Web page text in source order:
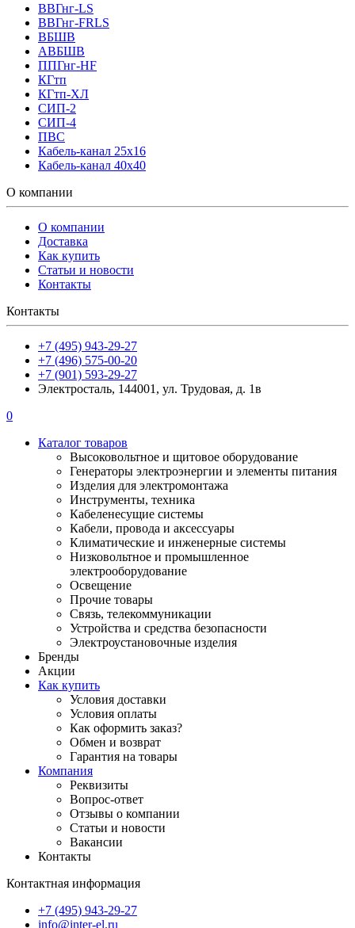
ВВГнг-LS
ВВГнг-FRLS
ВБШВ
АВБШВ
ППГнг-HF
КГтп
КГтп-ХЛ
СИП-2
СИП-4
ПВС
Кабель-канал 25х16
Кабель-канал 40х40
О компании
О компании
Доставка
Как купить
Статьи и новости
Контакты
Контакты
+7 (495) 943-29-27
+7 (496) 575-00-20
+7 (901) 593-29-27
Электросталь, 144001, ул. Трудовая, д. 1в
0
Каталог товаров
Высоковольтное и щитовое оборудование
Генераторы электроэнергии и элементы питания
Изделия для электромонтажа
Инструменты, техника
Кабеленесущие системы
Кабели, провода и аксессуары
Климатические и инженерные системы
Низковольтное и промышленное
электрооборудование
Освещение
Прочие товары
Связь, телекоммуникации
Устройства и средства безопасности
Электроустановочные изделия
Бренды
Акции
Как купить
Условия доставки
Условия оплаты
Как оформить заказ?
Обмен и возврат
Гарантия на товары
Компания
Реквизиты
Вопрос-ответ
Отзывы о компании
Статьи и новости
Вакансии
Контакты
Контактная информация
+7 (495) 943-29-27
info@inter-el.ru